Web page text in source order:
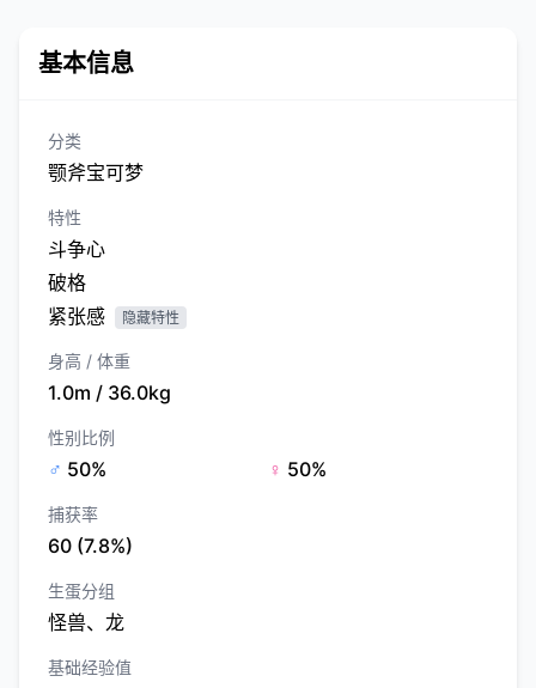
基本信息
分类
颚斧宝可梦
特性
斗争心
破格
紧张感
隐藏特性
身高 / 体重
1.0m / 36.0kg
性别比例
♂ 50% ♀ 50%
捕获率
60 (7.8%)
生蛋分组
怪兽、龙
基础经验值